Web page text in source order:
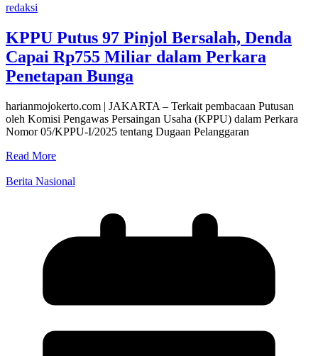
redaksi
KPPU Putus 97 Pinjol Bersalah, Denda
Capai Rp755 Miliar dalam Perkara
Penetapan Bunga
harianmojokerto.com | JAKARTA – Terkait pembacaan Putusan
oleh Komisi Pengawas Persaingan Usaha (KPPU) dalam Perkara
Nomor 05/KPPU-I/2025 tentang Dugaan Pelanggaran
Read More
Berita Nasional